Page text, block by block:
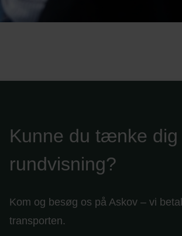
Kunne du tænke dig
rundvisning?
Kom og besøg os på Askov – vi
transporten.